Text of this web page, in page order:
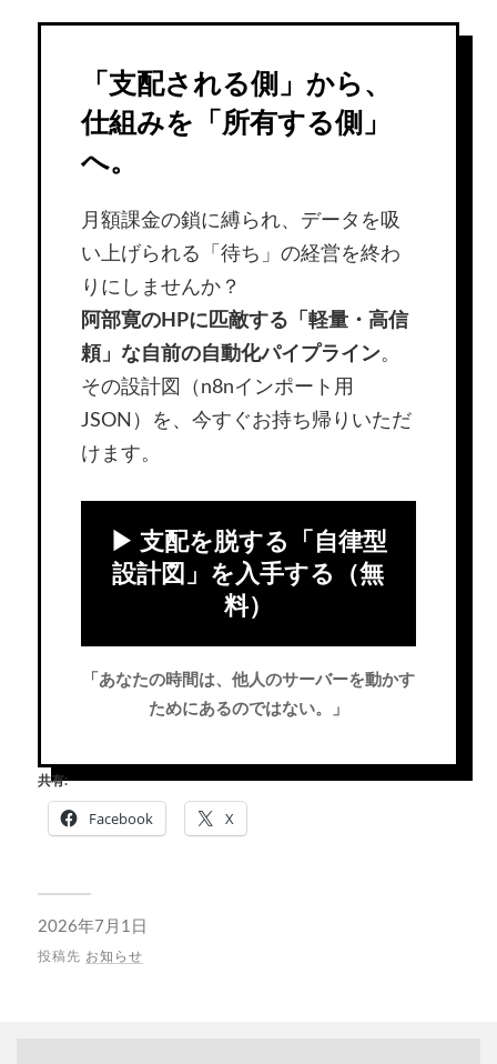
「支配される側」から、
仕組みを「所有する側」
へ。
月額課金の鎖に縛られ、データを吸
い上げられる「待ち」の経営を終わ
りにしませんか？
阿部寛のHPに匹敵する「軽量・高信
頼」な自前の自動化パイプライン。
その設計図（n8nインポート用
JSON）を、今すぐお持ち帰りいただ
けます。
▶ 支配を脱する「自律型
設計図」を入手する（無
料）
「あなたの時間は、他人のサーバーを動かす
ためにあるのではない。」
共有:
Facebook X
2026年7月1日
投稿先 お知らせ